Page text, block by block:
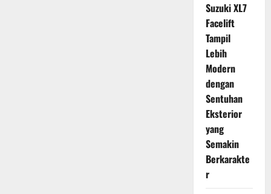
Suzuki XL7
Facelift
Tampil
Lebih
Modern
dengan
Sentuhan
Eksterior
yang
Semakin
Berkarakte
r